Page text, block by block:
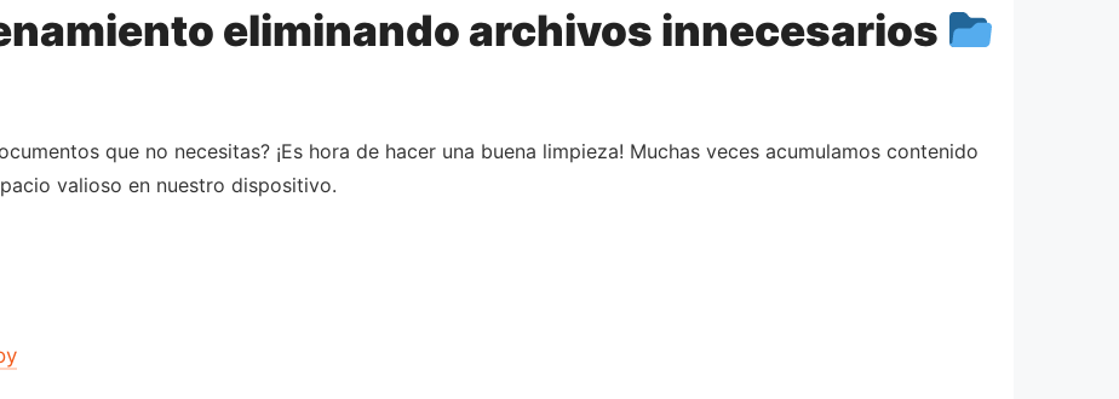
eliminando archivos innecesarios
que no necesitas? ¡Es hora de hacer una buena limpieza! Muchas veces acumulamos contenido
valioso en nuestro dispositivo.